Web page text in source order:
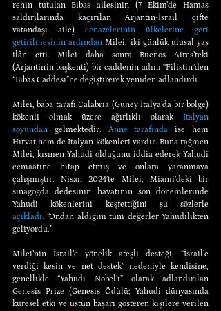
rehin tutulan Bibas ailesinin (7 Ekim’de Hamas
saldırılarında kaçırılan Arjantin-İsrail çifte
vatandaşı aile) cenazelerinin ülkelerine geri
getirilmesinin ardından Milei, iki günlük ulusal yas
ilân etti. Milei daha sonra Buenos Aires’teki
(Arjantin’in başkenti) bir caddenin adını “Filistin”den
“Bibas Caddesi”ne değiştirerek yeniden adlandırdı.
Milei, baba tarafı Calabria (Güney İtalya’da bir bölge)
kökenli olmak üzere ağırlıklı olarak İtalyan
soyundan gelmektedir. Anne tarafında ise hem
Hırvat hem de İtalyan kökenleri vardır. Buna rağmen
Milei, kısmen Yahudi olduğunu iddia ederek Yahudi
cemaatine hitap etmiş ve onlara yaranmaya
çalışmıştır. Nisan 2024’te Milei, Miami’deki bir
sinagogda dedesinin hayatının son dönemlerinde
açıkladı: “Ondan aldığım tüm değerler Yahudilikten
geliyordu.”
Milei’nin İsrail’e yönelik ateşli desteği, “İsrail’e
verdiği kesin ve net destek” nedeniyle kendisine,
genellikle “Yahudi Nobel’i” olarak adlandırılan
Genesis Prize (Genesis Ödülü; Yahudi dünyasında
küresel etki ve üstün başarı gösteren kişilere verilen